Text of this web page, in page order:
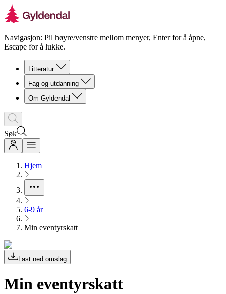
Navigasjon: Pil høyre/venstre mellom menyer, Enter for å åpne,
Escape for å lukke.
Litteratur
Fag og utdanning
Om Gyldendal
Søk
Hjem
6-9 år
Min eventyrskatt
Last ned omslag
Min eventyrskatt